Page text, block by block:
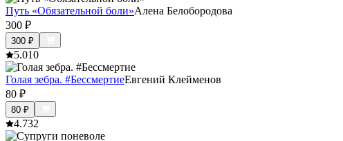
Путь «Обязательной боли»Алена Белобородова
300 ₽
300 ₽
5.010
Голая зебра. #БессмертиеЕвгений Клейменов
80 ₽
80 ₽
4.732